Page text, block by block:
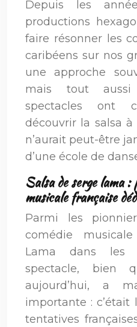
Depuis les
productions
faire résonner les
caribéens sur nos
une approche
mais tout aussi
spectacles ont
découvrir la salsa
n’aurait peut-être
d’une école de
Salsa de serge lama :
musicale française
Parmi les
comédie
Lama dans les
spectacle, bien
aujourd’hui, a
importante : c’était
tentatives